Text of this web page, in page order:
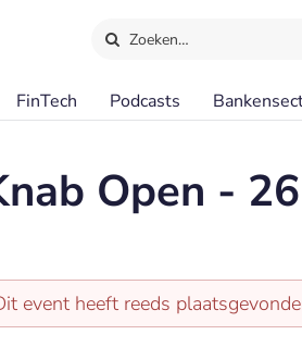
Zoeken…
FinTech Podcasts
Open -
event heeft reeds